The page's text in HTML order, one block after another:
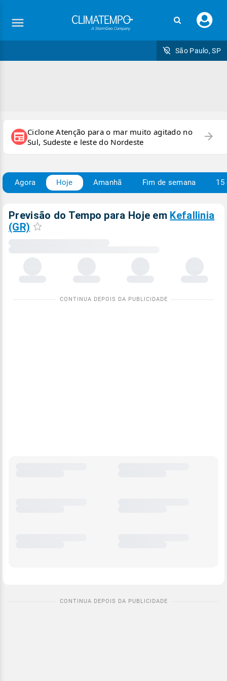
seu
São Paulo, SP
newspaper Ciclone Atenção para o mar muito agitado no
Sul, Sudeste e leste do Nordeste
arrow_forward
Agora Hoje Amanhã Fim de semana 15
Previsão do Tempo para Hoje em Kefallinia
(GR)
Carregando
dados
meteorológicos